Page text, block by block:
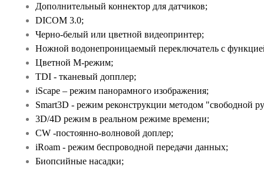
Дополнительный коннектор для датчиков;
DICOM 3.0;
Черно-белый или цветной видеопринтер;
Ножной водонепроницаемый переключатель с
Цветной М-режим;
TDI - тканевый допплер;
iScape – режим панорамного изображения;
Smart3D - режим реконструкции методом "свободной
3D/4D режим в реальном режиме времени;
СW -постоянно-волновой доплер;
iRoam - режим беспроводной передачи данных;
Биопсийные насадки;